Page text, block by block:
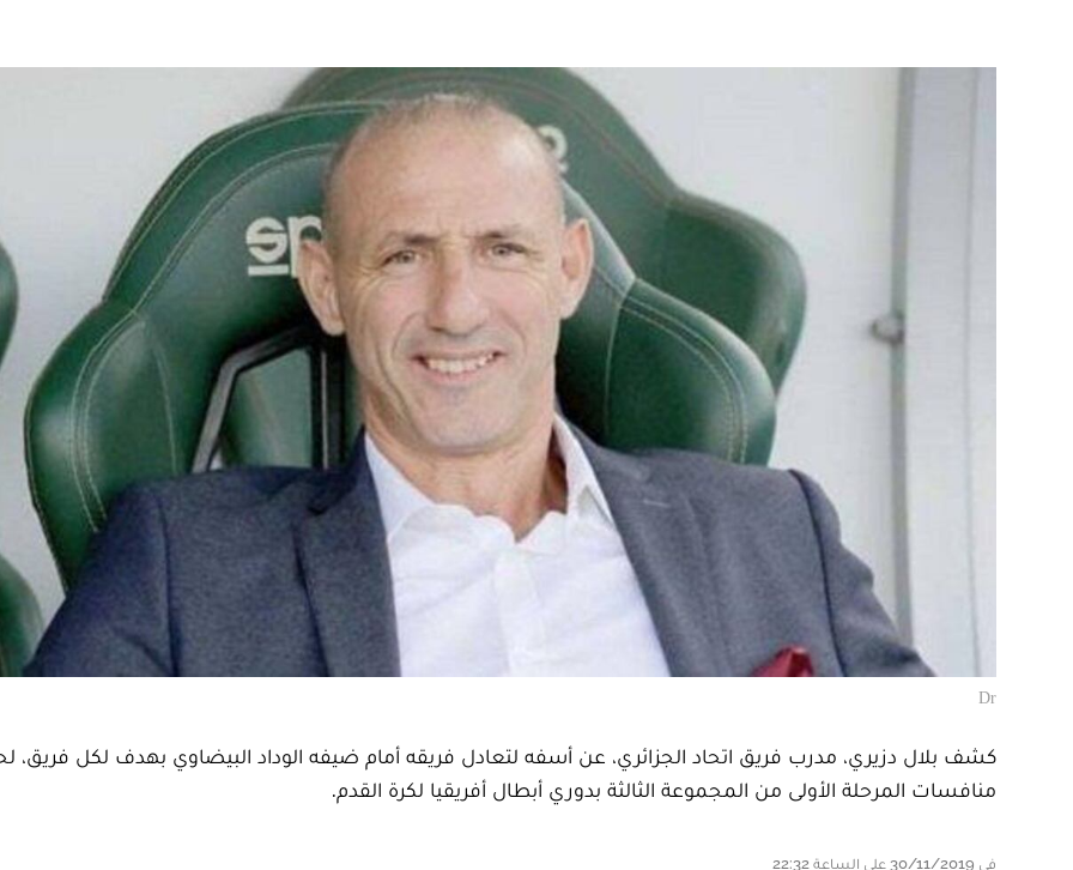
Dr
كشف بلال دزيري، مدرب فريق اتحاد الجزائري، عن أسفه لتعادل فريقه أمام ضيفه الوداد البيضاوي بهدف لكل
منافسات المرحلة الأولى من المجموعة الثالثة بدوري أبطال أفريقيا لكرة القدم.
في 30/11/2019 على الساعة 22:32